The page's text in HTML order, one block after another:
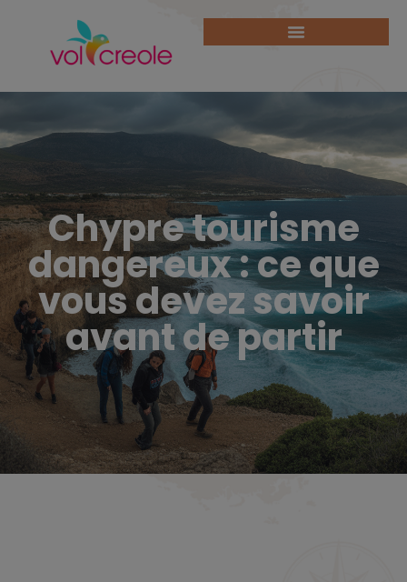
Chypre tourisme
dangereux : ce que
vous devez savoir
avant de partir